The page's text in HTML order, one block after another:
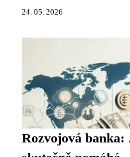
24. 05. 2026
Rozvojová banka: